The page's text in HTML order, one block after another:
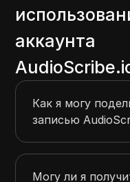
аккаунта
Как я могу
записью
Могу ли я